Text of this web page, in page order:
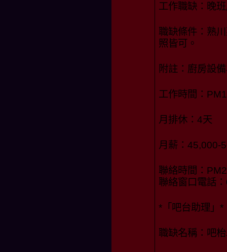
工作職缺：晚
職缺條件：熟
照皆可。
附註：廚房設
工作時間：
月排休：4天
月薪：45,000-
聯絡時間：
聯絡窗口電話
*「吧台助理」*
職缺名稱：吧